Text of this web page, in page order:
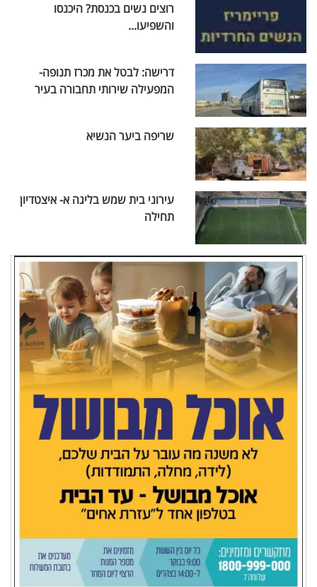
רוצים נשים בכנסת? היכנסו
והשפיעו...
דרישה: לבטל את מכרז תנופה-
המפעילה שירותי תחבורה בעיר
שריפה ביער הנשיא
עירוני בית שמש בליגה א- איצטדיון
תחילה